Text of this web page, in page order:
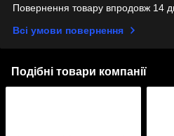
Повернення товару впродовж 14
Всі умови повернення
Подібні товари компанії